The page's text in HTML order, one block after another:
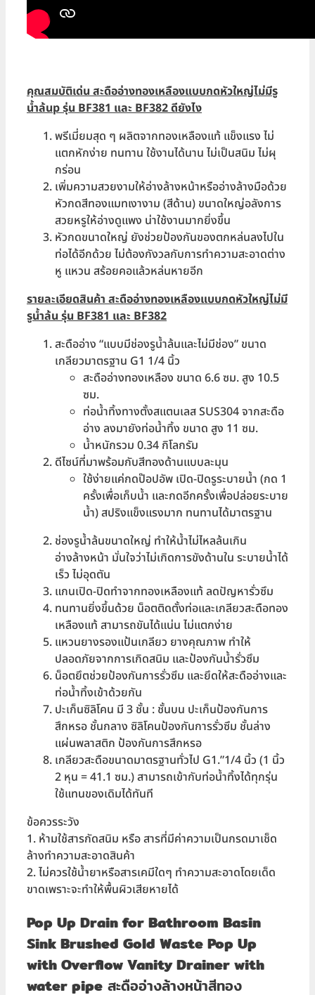
คุณสมบัติเด่น สะดืออ่างทองเหลืองแบบกดหัวใหญ่ไม่มีรู
น้ำล้นp รุ่น BF381 และ BF382 ดียังไง
พรีเมี่ยมสุด ๆ ผลิตจากทองเหลืองแท้ แข็งแรง ไม่
แตกหักง่าย ทนทาน ใช้งานได้นาน ไม่เป็นสนิม ไม่ผุ
กร่อน
เพิ่มความสวยงามให้อ่างล้างหน้าหรืออ่างล้างมือด้วย
หัวกดสีทองแมทเงางาม (สีด้าน) ขนาดใหญ่อลังการ
สวยหรูให้อ่างดูแพง น่าใช้งานมากยิ่งขึ้น
หัวกดขนาดใหญ่ ยังช่วยป้องกันของตกหล่นลงไปใน
ท่อได้อีกด้วย ไม่ต้องกังวลกับการทำความสะอาดต่าง
หู แหวน สร้อยคอแล้วหล่นหายอีก
รายละเอียดสินค้า สะดืออ่างทองเหลืองแบบกดหัวใหญ่ไม่มี
รูน้ำล้นรุ่น BF381 และ BF382
สะดืออ่าง “แบบมีช่องรูน้ำล้นและไม่มีช่อง” ขนาด
เกลียวมาตรฐาน G1 1/4 นิ้ว
สะดืออ่างทองเหลือง ขนาด 6.6 ซม. สูง 10.5
ซม.
ท่อน้ำทิ้งทางตั้งสแตนเลส SUS304 จากสะดือ
อ่าง ลงมายังท่อน้ำทิ้ง ขนาด สูง 11 ซม.
น้ำหนักรวม 0.34 กิโลกรัม
ดีไซน์ที่มาพร้อมกับสีทองด้านแบบละมุน
ใช้ง่ายแค่กดป๊อปอัพ เปิด-ปิดรูระบายน้ำ (กด 1
ครั้งเพื่อเก็บน้ำ และกดอีกครั้งเพื่อปล่อยระบาย
น้ำ) สปริงแข็งแรงมาก ทนทานได้มาตรฐาน
ช่องรูน้ำล้นขนาดใหญ่ ทำให้น้ำไม่ไหลล้นเกิน
อ่างล้างหน้า มั่นใจว่าไม่เกิดการขังด้านใน ระบายน้ำได้
เร็ว ไม่อุดตัน
แกนเปิด-ปิดทำจากทองเหลืองแท้ ลดปัญหารั่วซึม
ทนทานยิ่งขึ้นด้วย น็อตติดตั้งท่อและเกลียวสะดือทอง
เหลืองแท้ สามารถขันได้แน่น ไม่แตกง่าย
แหวนยางรองแป้นเกลียว ยางคุณภาพ ทำให้
ปลอดภัยจากการเกิดสนิม และป้องกันน้ำรั่วซึม
น็อตยึตช่วยป้องกันการรั่วซึม และยึดให้สะดืออ่างและ
ท่อน้ำทิ้งเข้าด้วยกัน
ปะเก็นซิลิโคน มี 3 ชั้น : ชั้นบน ปะเก็นป้องกันการ
สึกหรอ ชั้นกลาง ซิลิโคนป้องกันการรั่วซึม ชั้นล่าง
แผ่นพลาสติก ป้องกันการสึกหรอ
เกลียวสะดือขนาดมาตรฐานทั่วไป G1.”1/4 นิ้ว (1 นิ้ว
2 หุน = 41.1 ซม.) สามารถเข้ากับท่อน้ำทิ้งได้ทุกรุ่น
ใช้แทนของเดิมได้ทันที
ข้อควรระวัง
1. ห้ามใช้สารกัดสนิม หรือ สารที่มีค่าความเป็นกรดมาเช็ด
ล้างทำความสะอาดสินค้า
2. ไม่ควรใช้น้ำยาหรือสารเคมีใดๆ ทำความสะอาดโดยเด็ด
ขาดเพราะจะทำให้พื้นผิวเสียหายได้
Pop Up Drain for Bathroom Basin
Sink Brushed Gold Waste Pop Up
with Overflow Vanity Drainer with
water pipe สะดืออ่างล้างหน้าสีทอง